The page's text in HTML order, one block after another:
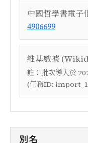
中國哲學書電
4906699
維基數據
註： 批次導入於
(任務ID:
別名